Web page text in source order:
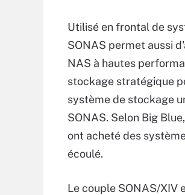
Utilisé en frontal de
SONAS permet aussi
NAS à hautes
stockage stratégique
système de stockage
SONAS. Selon Big
ont acheté des
écoulé.
Le couple SONAS/XIV